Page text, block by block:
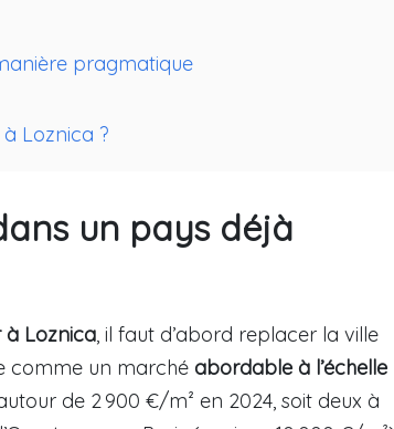
pragmatique
Loznica ?
un pays déjà
à Loznica, il faut d’abord replacer la ville
comme un marché abordable à l’échelle
de 2 900 €/m² en 2024, soit deux à